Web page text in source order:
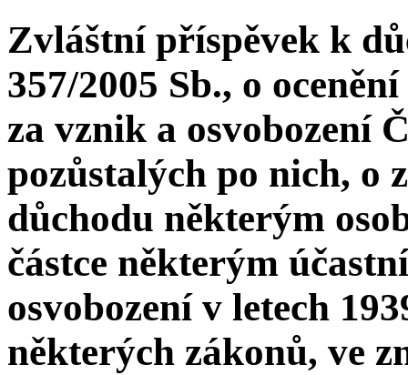
Zvláštní příspěvek k
357/2005 Sb., o
za vznik a osvobození
pozůstalých po nich, o
důchodu některým
částce některým
osvobození v letech
některých zákonů, ve